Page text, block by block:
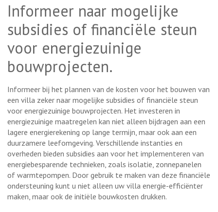
Informeer naar mogelijke
subsidies of financiële steun
voor energiezuinige
bouwprojecten.
Informeer bij het plannen van de kosten voor het bouwen van
een villa zeker naar mogelijke subsidies of financiële steun
voor energiezuinige bouwprojecten. Het investeren in
energiezuinige maatregelen kan niet alleen bijdragen aan een
lagere energierekening op lange termijn, maar ook aan een
duurzamere leefomgeving. Verschillende instanties en
overheden bieden subsidies aan voor het implementeren van
energiebesparende technieken, zoals isolatie, zonnepanelen
of warmtepompen. Door gebruik te maken van deze financiële
ondersteuning kunt u niet alleen uw villa energie-efficiënter
maken, maar ook de initiële bouwkosten drukken.